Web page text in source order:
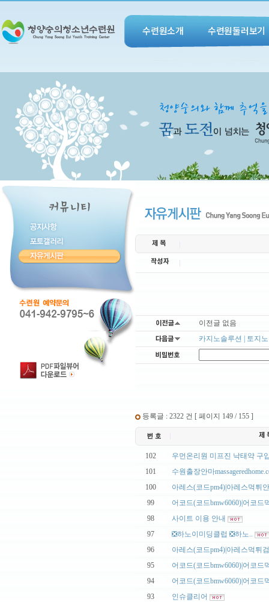
수련원소개 수련원둘러보기
이전글 없음
카지노솔루션 | 토지
등록글 : 2322 건 [ 페이지 149 / 155 ]
102
우먼온리원 미프진 낙태약 구
101
수원출장안마
100
아레스(코드pm4)|아레스먹튀
99
어코드(코드bmw6060)|어코드
98
사이트 이용 안내
97
❎하노이미딩클럽 ❎하노..
96
아레스(코드pm4)|아레스먹튀
95
어코드(코드bmw6060)|어코드
94
어코드(코드bmw6060)|어코드
93
인슈클리어